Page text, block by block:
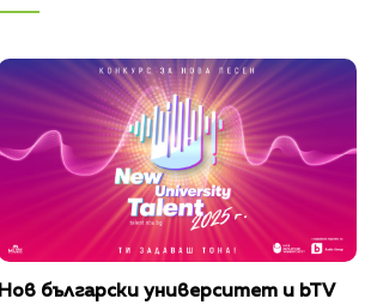
Нов български университет и bTV